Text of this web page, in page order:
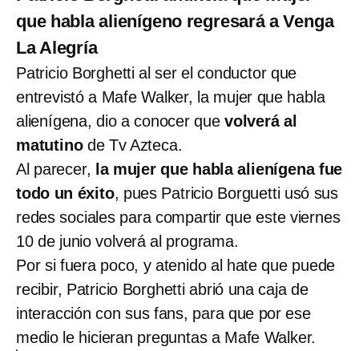
que habla alienígeno regresará a Venga
La Alegría
Patricio Borghetti al ser el conductor que
entrevistó a Mafe Walker, la mujer que habla
alienígena, dio a conocer quevolverá al
matutinode Tv Azteca.
Al parecer, la mujer que habla alienígena fue
todo un éxito, pues Patricio Borguetti usó sus
redes sociales para compartir que este viernes
10 de junio volverá al programa.
Por si fuera poco, y atenido al hate que puede
recibir, Patricio Borghetti abrió una caja de
interacción con sus fans, para que por ese
medio le hicieran preguntas a Mafe Walker.